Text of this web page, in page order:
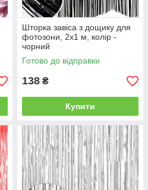
Шторка завіса з дощику для
фотозони, 2х1 м, колір -
чорний
Готово до відправки
138 ₴
Купити